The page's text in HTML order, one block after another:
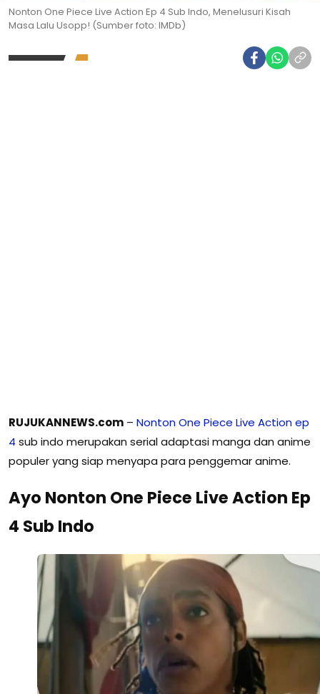
Nonton One Piece Live Action Ep 4 Sub Indo, Menelusuri Kisah
Masa Lalu Usopp! (Sumber foto: IMDb)
RUJUKANNEWS.com – Nonton One Piece Live Action ep
4 sub indo merupakan serial adaptasi manga dan anime
populer yang siap menyapa para penggemar anime.
Ayo Nonton One Piece Live Action Ep
4 Sub Indo